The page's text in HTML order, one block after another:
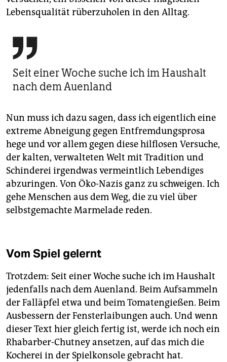
Lebensqualität rüberzuholen in den Alltag.

Seit einer Woche suche ich im Haushalt
nach dem Auenland
Nun muss ich dazu sagen, dass ich eigentlich eine
extreme Abneigung gegen Entfremdungsprosa
hege und vor allem gegen diese hilflosen Versuche,
der kalten, verwalteten Welt mit Tradition und
Schinderei irgendwas vermeintlich Lebendiges
abzuringen. Von Öko-Nazis ganz zu schweigen. Ich
gehe Menschen aus dem Weg, die zu viel über
selbstgemachte Marmelade reden.
Vom Spiel gelernt
Trotzdem: Seit einer Woche suche ich im Haushalt
jedenfalls nach dem Auenland. Beim Aufsammeln
der Falläpfel etwa und beim Tomatengießen. Beim
Ausbessern der Fensterlaibungen auch. Und wenn
dieser Text hier gleich fertig ist, werde ich noch ein
Rhabarber-Chutney ansetzen, auf das mich die
Kocherei in der Spielkonsole gebracht hat.